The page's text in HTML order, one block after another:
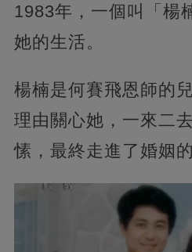
1983年，一個叫「楊
她的生活。
楊楠是何賽飛恩師的
理由關心她，一來二
愫，最終走進了婚姻的